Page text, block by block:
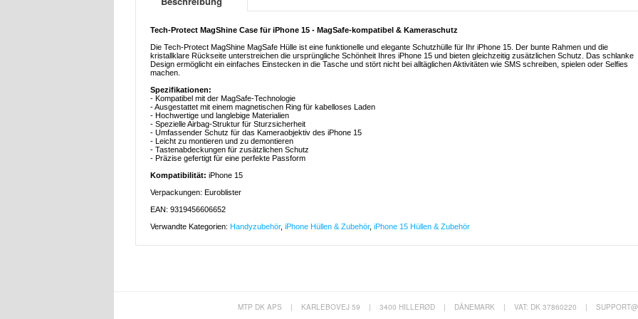
Tech-Protect MagShine Case für iPhone 15 - MagSafe-kompatibel & Kameraschutz
Die Tech-Protect MagShine MagSafe Hülle ist eine funktionelle und elegante Schutzhülle für Ihr iPhone 15. Der bunte Rahmen und die
kristallklare Rückseite unterstreichen die ursprüngliche Schönheit Ihres iPhone 15 und bieten gleichzeitig zusätzlichen Schutz. Das schlanke
Design ermöglicht ein einfaches Einstecken in die Tasche und stört nicht bei alltäglichen Aktivitäten wie SMS schreiben, spielen oder Selfies
machen.
Spezifikationen:
- Kompatibel mit der MagSafe-Technologie
- Ausgestattet mit einem magnetischen Ring für kabelloses Laden
- Hochwertige und langlebige Materialien
- Spezielle Airbag-Struktur für Sturzsicherheit
- Umfassender Schutz für das Kameraobjektiv des iPhone 15
- Leicht zu montieren und zu demontieren
- Tastenabdeckungen für zusätzlichen Schutz
- Präzise gefertigt für eine perfekte Passform
Kompatibilität: iPhone 15
Verpackungen: Euroblister
EAN: 9319456606652
Verwandte Kategorien: Handyzubehör, iPhone Hüllen & Zubehör, iPhone 15 Hüllen & Zubehör
MTP DK APS | KARLEBOVEJ 59 | 3400 HILLERØD | DÄNEMARK | VAT: DK 37860220 |